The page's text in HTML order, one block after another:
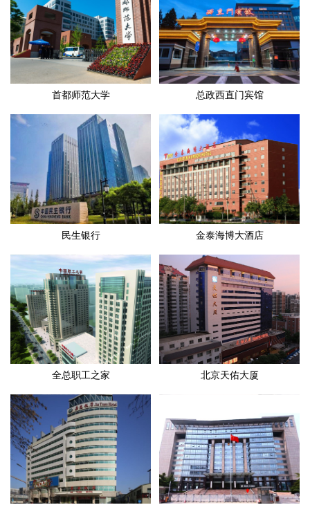
首都师范大学 总政西直门宾馆
民生银行 金泰海博大酒店
全总职工之家 北京天佑大厦